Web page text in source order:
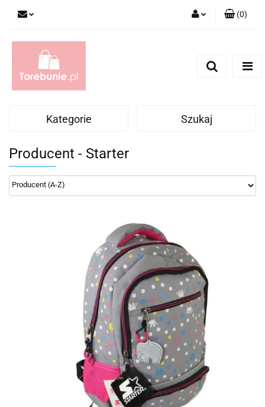
(0)
Kategorie Szukaj
Producent - Starter